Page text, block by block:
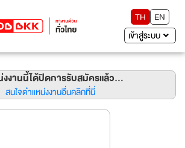
TH
EN
เข้าสู่ระบบ
งงานนี้ได้ปิดการรับสมัครแล้ว...
สนใจตำแหน่งงานอื่นคลิกที่นี่